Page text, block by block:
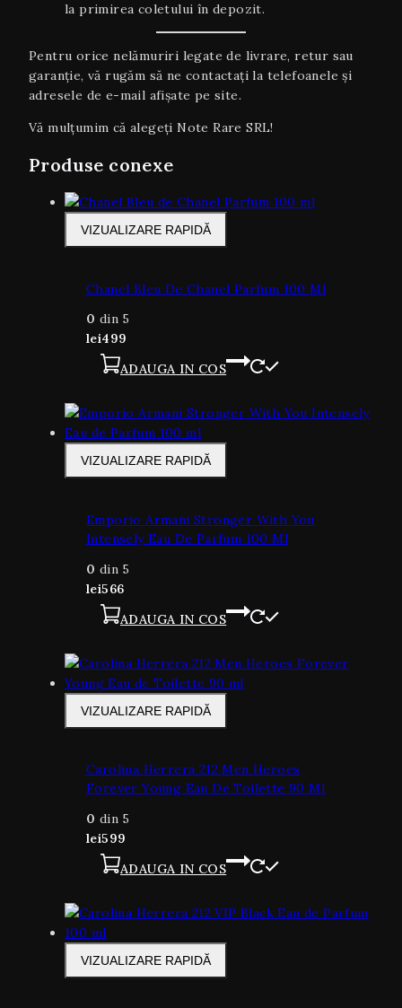
la primirea coletului în depozit.
Pentru orice nelămuriri legate de livrare, retur sau
garanţie, vă rugăm să ne contactați la telefoanele și
adresele de e-mail afișate pe site.
Vă mulțumim că alegeți Note Rare SRL!
Produse conexe
VIZUALIZARE RAPIDĂ
Chanel Bleu De Chanel Parfum 100 Ml
0 din 5
lei499
ADAUGA IN COS
VIZUALIZARE RAPIDĂ
Emporio Armani Stronger With You
Intensely Eau De Parfum 100 Ml
0 din 5
lei566
ADAUGA IN COS
VIZUALIZARE RAPIDĂ
Carolina Herrera 212 Men Heroes
Forever Young Eau De Toilette 90 Ml
0 din 5
lei599
ADAUGA IN COS
VIZUALIZARE RAPIDĂ